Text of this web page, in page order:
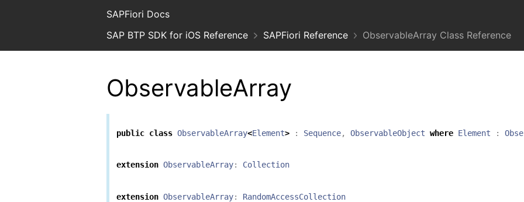
SAPFiori Docs
SAP BTP SDK for iOS Reference
SAPFiori Reference ObservableArray Class Reference
ObservableArray
public class ObservableArray<Element> : Sequence, ObservableObject where Element :
extension ObservableArray: Collection
extension ObservableArray: RandomAccessCollection